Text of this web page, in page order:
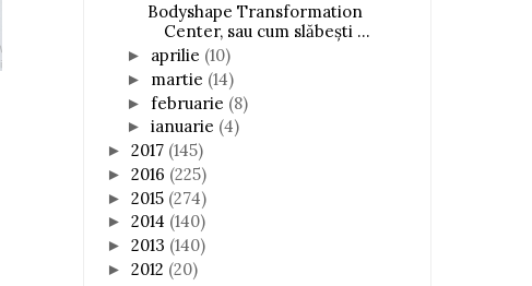
Bodyshape Transformation
Center, sau cum slăbești ...
► aprilie (10)
► martie (14)
► februarie (8)
► ianuarie (4)
► 2017 (145)
► 2016 (225)
► 2015 (274)
► 2014 (140)
► 2013 (140)
► 2012 (20)